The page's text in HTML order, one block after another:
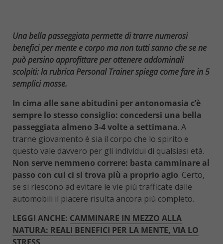
Una bella passeggiata permette di trarre numerosi
benefici per mente e corpo ma non tutti sanno che se ne
può persino approfittare per ottenere addominali
scolpiti: la rubrica Personal Trainer spiega come fare in 5
semplici mosse.
In cima alle sane abitudini per antonomasia c’è
sempre lo stesso consiglio: concedersi una bella
passeggiata almeno 3-4 volte a settimana. A
trarne giovamento è sia il corpo che lo spirito e
questo vale davvero per gli individui di qualsiasi età.
Non serve nemmeno correre: basta camminare al
passo con cui ci si trova più a proprio agio. Certo,
se si riescono ad evitare le vie più trafficate dalle
automobili il piacere risulta ancora più completo.
LEGGI ANCHE: CAMMINARE IN MEZZO ALLA
NATURA: REALI BENEFICI PER LA MENTE, VIA LO
STRESS